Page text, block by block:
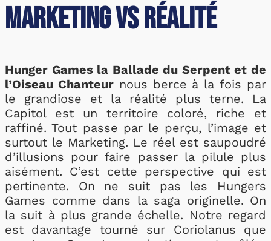
Marketing vs Réalité
Hunger Games la Ballade du Serpent et de
l’Oiseau Chanteurnous berce à la fois par
le grandiose et la réalité plus terne. La
Capitol est un territoire coloré, riche et
raffiné. Tout passe par le perçu, l’image et
surtout le Marketing. Le réel est saupoudré
d’illusions pour faire passer la pilule plus
aisément. C’est cette perspective qui est
pertinente. On ne suit pas les Hungers
Games comme dans la saga originelle. On
la suit à plus grande échelle. Notre regard
est davantage tourné sur Coriolanus que